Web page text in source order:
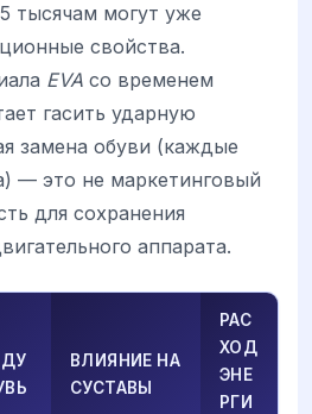
тысячам могут уже
свойства.
EVA со временем
гасить ударную
замена обуви (каждые
— это не маркетинговый
для сохранения
аппарата.
ВЛИЯНИЕ НА
СУСТАВЫ
РАС
ХОД
ЭНЕ
РГИ